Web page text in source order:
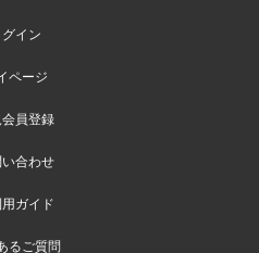
グイン
ページ
会員登録
い合わせ
用ガイド
るご質問